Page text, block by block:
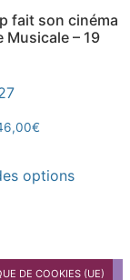
fait son cinéma
Musicale – 19
€
options
DE COOKIES (UE)